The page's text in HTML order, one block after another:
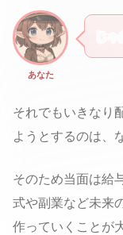
あなた
それでもいきなり
ようとするのは、
そのため当面は給
式や副業など未来
作っていくことが